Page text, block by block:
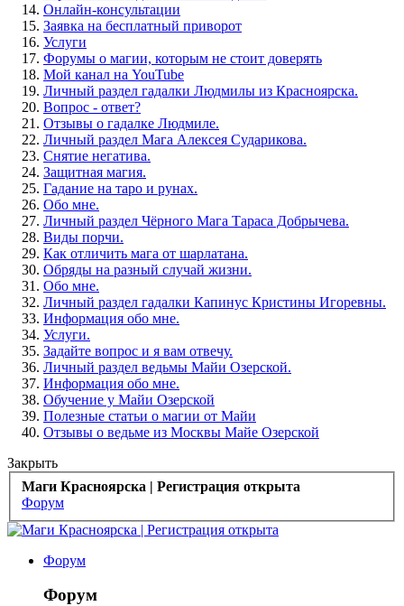
Онлайн-консультации
Заявка на бесплатный приворот
Услуги
Форумы о магии, которым не стоит доверять
Мой канал на YouTube
Личный раздел гадалки Людмилы из Красноярска.
Вопрос - ответ?
Отзывы о гадалке Людмиле.
Личный раздел Мага Алексея Сударикова.
Снятие негатива.
Защитная магия.
Гадание на таро и рунах.
Обо мне.
Личный раздел Чёрного Мага Тараса Добрычева.
Виды порчи.
Как отличить мага от шарлатана.
Обряды на разный случай жизни.
Обо мне.
Личный раздел гадалки Капинус Кристины Игоревны.
Информация обо мне.
Услуги.
Задайте вопрос и я вам отвечу.
Личный раздел ведьмы Майи Озерской.
Информация обо мне.
Обучение у Майи Озерской
Полезные статьи о магии от Майи
Отзывы о ведьме из Москвы Майе Озерской
Закрыть
Маги Красноярска | Регистрация открыта
Форум
Форум
Форум